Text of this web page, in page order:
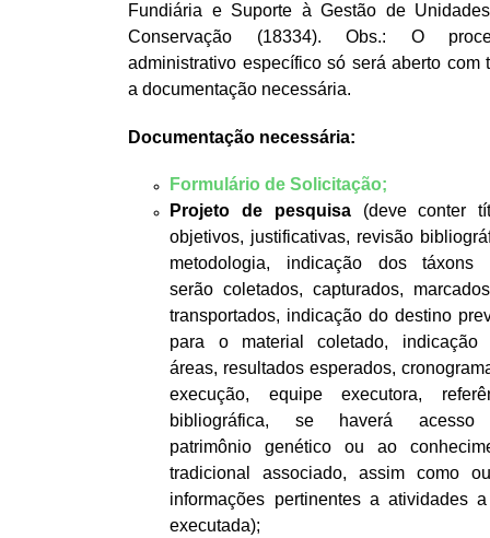
Fundiária e Suporte à Gestão de
Conservação (18334). Obs.: O
administrativo específico só será aberto com
a documentação necessária.
Documentação necessária:
Formulário de Solicitação;
Projeto de pesquisa(deve conter
objetivos, justificativas, revisão
metodologia, indicação dos táxons
serão coletados, capturados,
transportados, indicação do destino
para o material coletado, indicação
áreas, resultados esperados,
execução, equipe executora,
bibliográfica, se haverá
patrimônio genético ou ao
tradicional associado, assim como
informações pertinentes a atividades
executada);